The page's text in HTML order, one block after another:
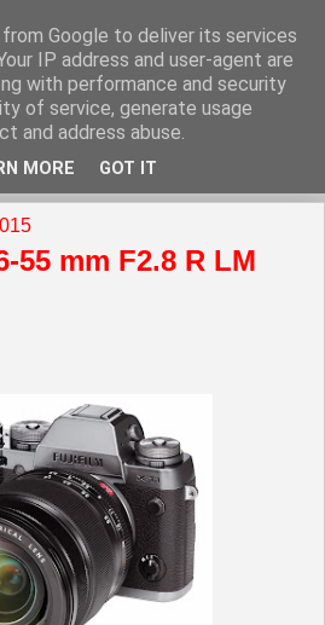
55 mm F2.8 R LM
Google to deliver its services
IP address and user-agent are
with performance and security
of service, generate usage
and address abuse.
MORE GOT IT